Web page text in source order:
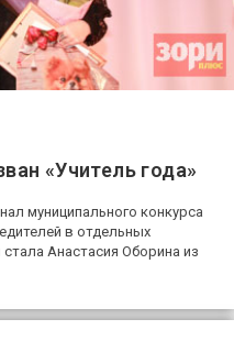
«Учитель года»
муниципального конкурса
в отдельных
Анастасия Оборина из